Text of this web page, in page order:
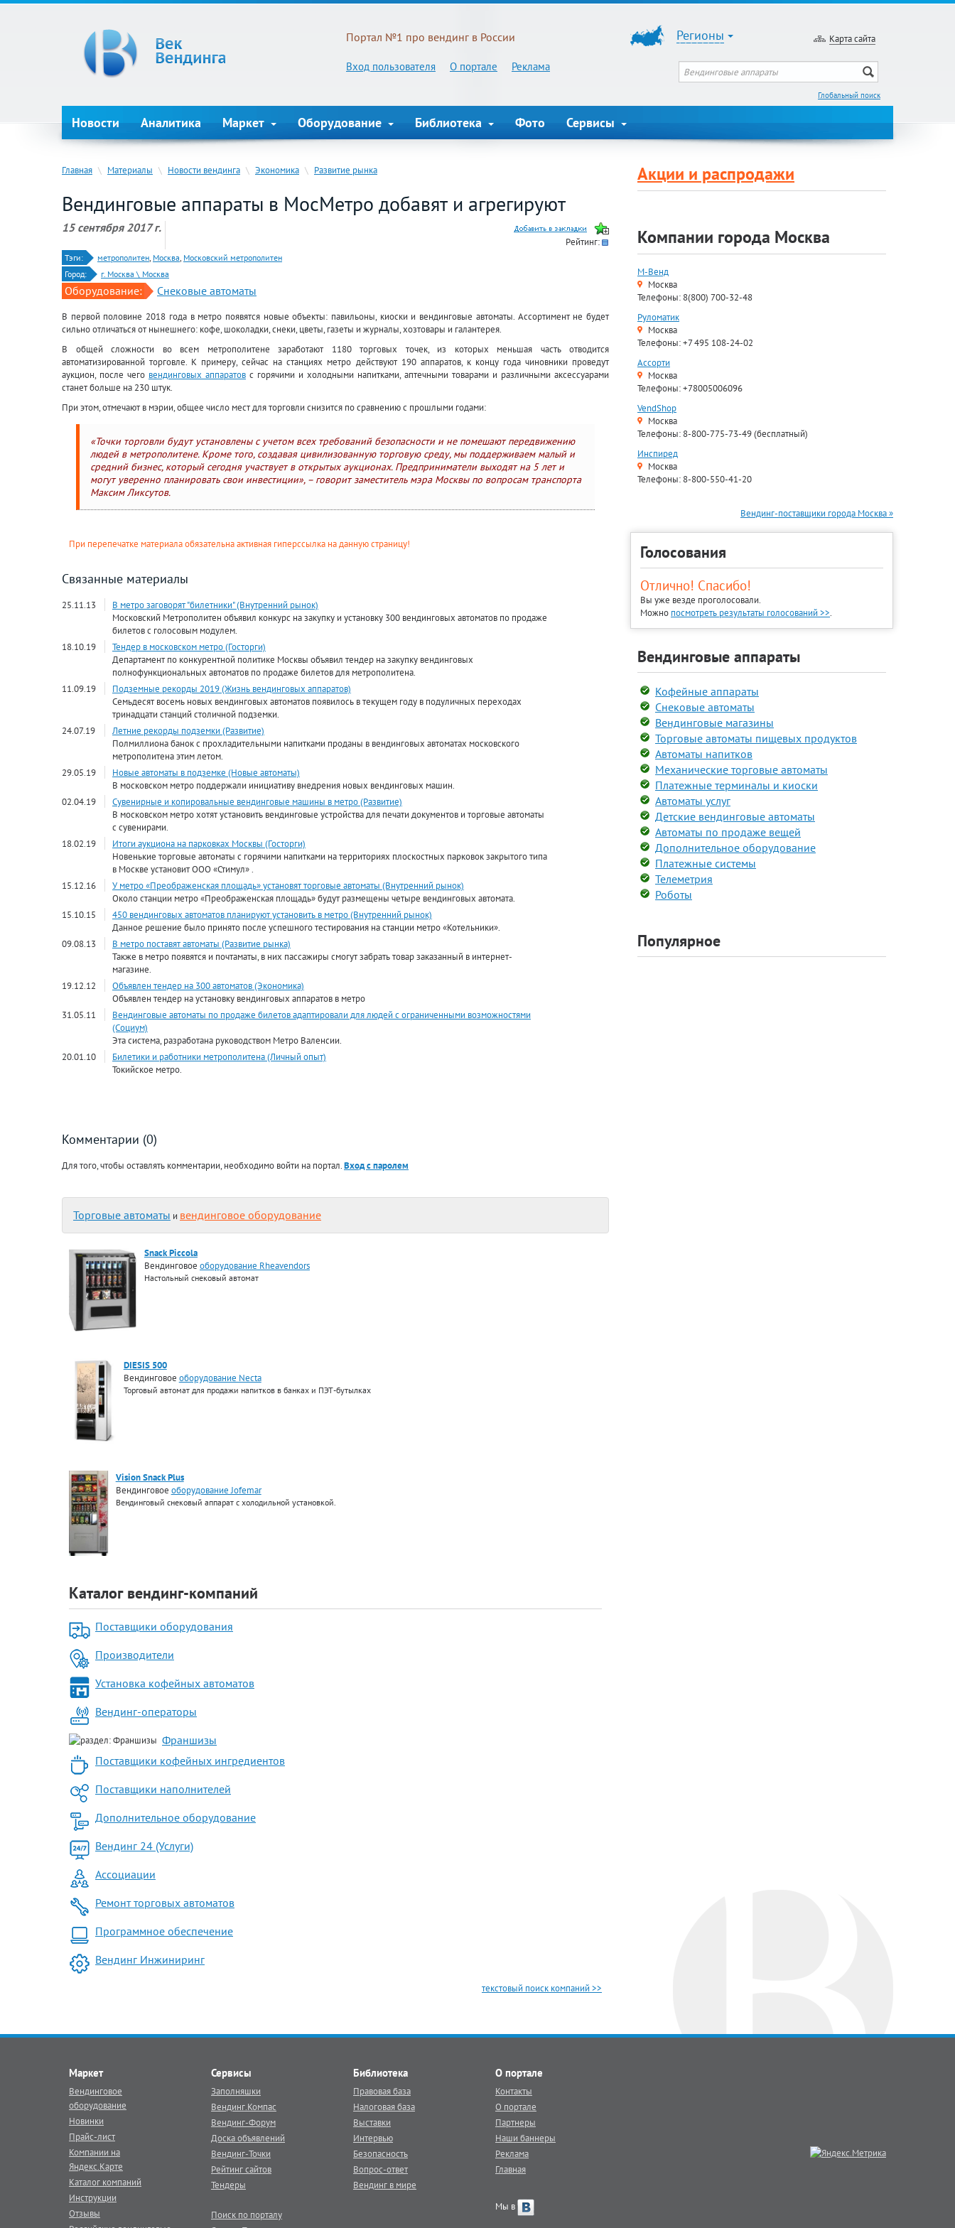
Портал №1 про вендинг в России
Вход пользователя О портале Реклама
Регионы Карта сайта
Глобальный поиск
Новости Аналитика Маркет Оборудование Библиотека Фото Сервисы
Главная \ Материалы \ Новости вендинга \ Экономика \ Развитие рынка
Вендинговые аппараты в МосМетро добавят и агрегируют
15 сентября 2017 г.
Рейтинг:
Тэги: метрополитен, Москва, Московский метрополитен
Город:
г. Москва \ Москва
Оборудование: Снековые автоматы
В первой половине 2018 года в метро появятся новые объекты: павильоны, киоски и вендинговые автоматы. Ассортимент не будет
сильно отличаться от нынешнего: кофе, шоколадки, снеки, цветы, газеты и журналы, хозтовары и галантерея.
В общей сложности во всем метрополитене заработают 1180 торговых точек, из которых меньшая часть отводится
автоматизированной торговле. К примеру, сейчас на станциях метро действуют 190 аппаратов, к концу года чиновники проведут
аукцион, после чего вендинговых аппаратов с горячими и холодными напитками, аптечными товарами и различными аксессуарами
станет больше на 230 штук.
При этом, отмечают в мэрии, общее число мест для торговли снизится по сравнению с прошлыми годами:
«Точки торговли будут установлены с учетом всех требований безопасности и не помешают передвижению
людей в метрополитене. Кроме того, создавая цивилизованную торговую среду, мы поддерживаем малый и
средний бизнес, который сегодня участвует в открытых аукционах. Предприниматели выходят на 5 лет и
могут уверенно планировать свои инвестиции», – говорит заместитель мэра Москвы по вопросам транспорта
Максим Ликсутов.
При перепечатке материала обязательна активная гиперссылка на данную страницу!
Связанные материалы
25.11.13
В метро заговорят "билетники" (Внутренний рынок)
Московский Метрополитен объявил конкурс на закупку и установку 300 вендинговых автоматов по продаже
билетов с голосовым модулем.
18.10.19
Тендер в московском метро (Госторги)
Департамент по конкурентной политике Москвы объявил тендер на закупку вендинговых
полнофункциональных автоматов по продаже билетов для метрополитена.
11.09.19
Подземные рекорды 2019 (Жизнь вендинговых аппаратов)
Семьдесят восемь новых вендинговых автоматов появилось в текущем году в подуличных переходах
тринадцати станций столичной подземки.
24.07.19
Летние рекорды подземки (Развитие)
Полмиллиона банок с прохладительными напитками проданы в вендинговых автоматах московского
метрополитена этим летом.
29.05.19
Новые автоматы в подземке (Новые автоматы)
В московском метро поддержали инициативу внедрения новых вендинговых машин.
02.04.19
Сувенирные и копировальные вендинговые машины в метро (Развитие)
В московском метро хотят установить вендинговые устройства для печати документов и торговые автоматы
с сувенирами.
18.02.19
Итоги аукциона на парковках Москвы (Госторги)
Новенькие торговые автоматы с горячими напитками на территориях плоскостных парковок закрытого типа
в Москве установит ООО «Стимул» .
15.12.16
У метро «Преображенская площадь» установят торговые автоматы (Внутренний рынок)
Около станции метро «Преображенская площадь» будут размещены четыре вендинговых автомата.
15.10.15
450 вендинговых автоматов планируют установить в метро (Внутренний рынок)
Данное решение было принято после успешного тестирования на станции метро «Котельники».
09.08.13
В метро поставят автоматы (Развитие рынка)
Также в метро появятся и почтаматы, в них пассажиры смогут забрать товар заказанный в интернет-
магазине.
19.12.12
Объявлен тендер на 300 автоматов (Экономика)
Объявлен тендер на установку вендинговых аппаратов в метро
31.05.11
Вендинговые автоматы по продаже билетов адаптировали для людей с ограниченными возможностями
(Социум)
Эта система, разработана руководством Метро Валенсии.
20.01.10
Билетики и работники метрополитена (Личный опыт)
Токийское метро.
Комментарии (0)
Для того, чтобы оставлять комментарии, необходимо войти на портал.Вход с паролем
Торговые автоматы и вендинговое оборудование
Snack Piccola
Вендинговое оборудование Rheavendors
Настольный снековый автомат
DIESIS 500
Вендинговое оборудование Necta
Торговый автомат для продажи напитков в банках и ПЭТ-бутылках
Vision Snack Plus
Вендинговое оборудование Jofemar
Вендинговый снековый аппарат с холодильной установкой.
Каталог вендинг-компаний
Поставщики оборудования
Производители
Установка кофейных автоматов
Вендинг-операторы
Франшизы
Поставщики кофейных ингредиентов
Поставщики наполнителей
Дополнительное оборудование
Вендинг 24 (Услуги)
Ассоциации
Ремонт торговых автоматов
Программное обеспечение
Вендинг Инжиниринг
текстовый поиск компаний >>
Акции и распродажи
Компании города Москва
М-Венд
Москва
Телефоны: 8(800) 700-32-48
Руломатик
Москва
Телефоны: +7 495 108-24-02
Ассорти
Москва
Телефоны: +78005006096
VendShop
Москва
Телефоны: 8-800-775-73-49 (бесплатный)
Инспиред
Москва
Телефоны: 8-800-550-41-20
Вендинг-поставщики города Москва »
Голосования
Отлично! Спасибо!
Вы уже везде проголосовали.
Можно посмотреть результаты голосований >>.
Вендинговые аппараты
Кофейные аппараты
Снековые автоматы
Вендинговые магазины
Торговые автоматы пищевых продуктов
Автоматы напитков
Механические торговые автоматы
Платежные терминалы и киоски
Автоматы услуг
Детские вендинговые автоматы
Автоматы по продаже вещей
Дополнительное оборудование
Платежные системы
Телеметрия
Роботы
Популярное
Маркет
Вендинговое
оборудование
Новинки
Прайс-лист
Компании на
Яндекс.Карте
Каталог компаний
Инструкции
Отзывы
Сервисы
Заполняшки
Вендинг.Компас
Вендинг-Форум
Доска объявлений
Вендинг-Точки
Рейтинг сайтов
Тендеры
Поиск по порталу
Библиотека
Правовая база
Налоговая база
Выставки
Интервью
Безопасность
Вопрос-ответ
Вендинг в мире
О портале
Контакты
О портале
Партнеры
Наши баннеры
Реклама
Главная
Мы в